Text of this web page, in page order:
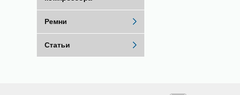
Ремни
Статьи